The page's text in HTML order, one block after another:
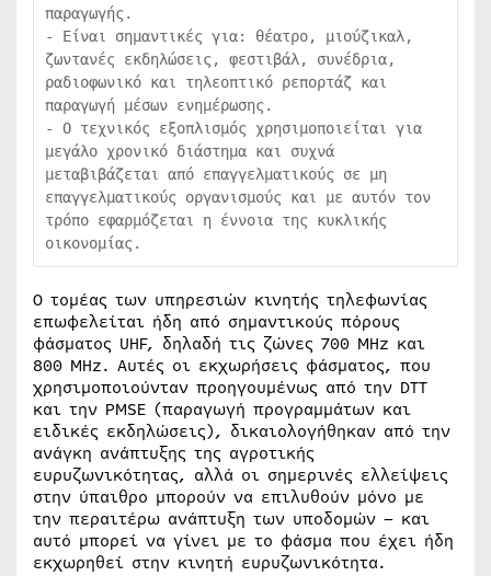
παραγωγής.
- Είναι σημαντικές για: θέατρο, μιούζικαλ,
ζωντανές εκδηλώσεις, φεστιβάλ, συνέδρια,
ραδιοφωνικό και τηλεοπτικό ρεπορτάζ και
παραγωγή μέσων ενημέρωσης.
- Ο τεχνικός εξοπλισμός χρησιμοποιείται για
μεγάλο χρονικό διάστημα και συχνά
μεταβιβάζεται από επαγγελματικούς σε μη
επαγγελματικούς οργανισμούς και με αυτόν τον
τρόπο εφαρμόζεται η έννοια της κυκλικής
οικονομίας.
Ο τομέας των υπηρεσιών κινητής τηλεφωνίας
επωφελείται ήδη από σημαντικούς πόρους
φάσματος UHF, δηλαδή τις ζώνες 700 MHz και
800 MHz. Αυτές οι εκχωρήσεις φάσματος, που
χρησιμοποιούνταν προηγουμένως από την DTT
και την PMSE (παραγωγή προγραμμάτων και
ειδικές εκδηλώσεις), δικαιολογήθηκαν από την
ανάγκη ανάπτυξης της αγροτικής
ευρυζωνικότητας, αλλά οι σημερινές ελλείψεις
στην ύπαιθρο μπορούν να επιλυθούν μόνο με
την περαιτέρω ανάπτυξη των υποδομών – και
αυτό μπορεί να γίνει με το φάσμα που έχει ήδη
εκχωρηθεί στην κινητή ευρυζωνικότητα.